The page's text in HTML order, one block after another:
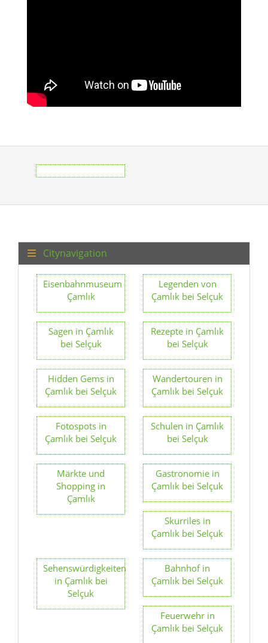
Citynavigation
Eisenbahnmuseum
Çamlık
Legenden von
Çamlık bei Selçuk
Sagen in Çamlık
bei Selçuk
Rezepte in Çamlık
bei Selçuk
Hidden Gems in
Çamlık bei Selçuk
Wandertouren in
Çamlık bei Selçuk
Fotospots in
Çamlık bei Selçuk
Schulen in Çamlık
bei Selçuk
Märkte und
Shopping in
Çamlık
Gastronomie in
Çamlık bei Selçuk
Skurriles in
Çamlık bei Selçuk
Sehenswürdigkeiten
in Çamlık bei
Selçuk
Bahnhof in
Çamlık bei Selçuk
Feuerwehr in
Çamlık bei Selçuk